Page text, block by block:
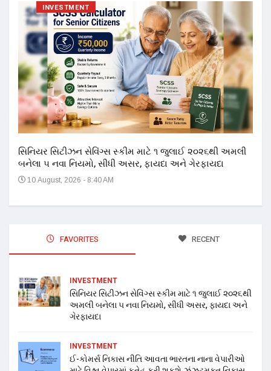
INVESTMENT
સિનિયર સિટીઝન સેવિંગ્સ સ્કીમ માટે ૧ જુલાઈ ૨૦૨૬થી અમલી
બનેલા ૫ નવા નિયમો, સીધી અસર, ફાયદા અને ગેરફાયદા
10 August, 2026 - 8:40 AM
FAVORITES RECENT
INVESTMENT
સિનિયર સિટીઝન સેવિંગ્સ સ્કીમ માટે ૧ જુલાઈ ૨૦૨૬થી
અમલી બનેલા ૫ નવા નિયમો, સીધી અસર, ફાયદા અને
ગેરફાયદા
INVESTMENT
ઈ-કોમર્સ નિકાસ નીતિ આવતા ભારતના નાના વેપારીઓ